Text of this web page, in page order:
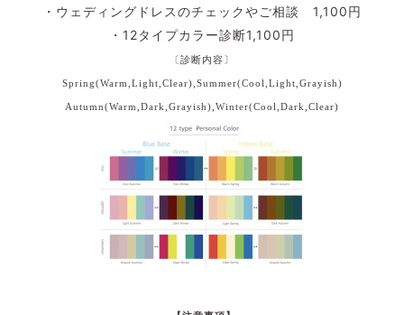
・ウェディングドレスのチェックやご相談 1,100円
・12タイプカラー診断1,100円
〔診断内容〕
Spring(Warm,Light,Clear), Summer(Cool,Light,Grayish)
Autumn(Warm,Dark,Grayish), Winter(Cool,Dark,Clear)